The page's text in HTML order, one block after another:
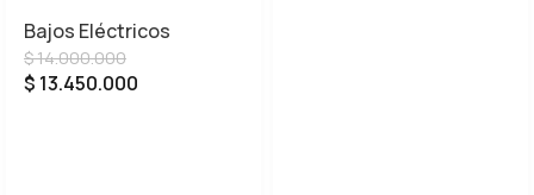
Bajos Eléctricos
$14.000.000
$ 13.450.000